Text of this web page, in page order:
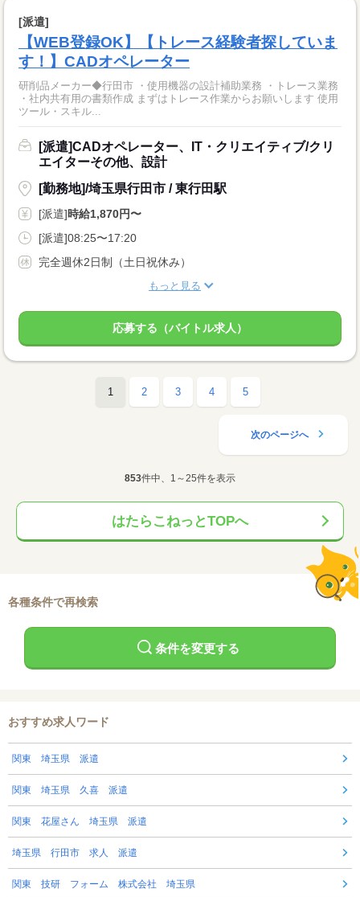
[派遣]
【WEB登録OK】【トレース経験者探していま
す！】CADオペレーター
研削品メーカー◆行田市 ・使用機器の設計補助業務 ・トレース業務
・社内共有用の書類作成 まずはトレース作業からお願いします 使用
ツール・スキル...
[派遣]CADオペレーター、IT・クリエイティブ/クリ
エイターその他、設計
[勤務地]/埼玉県行田市 / 東行田駅
[派遣]時給1,870円〜
[派遣]08:25〜17:20
完全週休2日制（土日祝休み）
もっと見る
応募する（バイトル求人）
1 2 3 4 5
次のページへ
853件中、1～25件を表示
はたらこねっとTOPへ
各種条件で再検索
条件を変更する
おすすめ求人ワード
関東 埼玉県 派遣
関東 埼玉県 久喜 派遣
関東 花屋さん 埼玉県 派遣
埼玉県 行田市 求人 派遣
関東 技研 フォーム 株式会社 埼玉県